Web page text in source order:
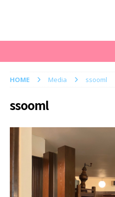
HOME Media ssooml
ssooml